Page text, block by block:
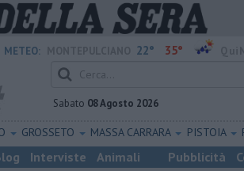
METEO: 22° 35°
Sabato 08 Agosto 2026
GROSSETO MASSA CARRARA PISTOIA
Interviste Animali Pubblicità